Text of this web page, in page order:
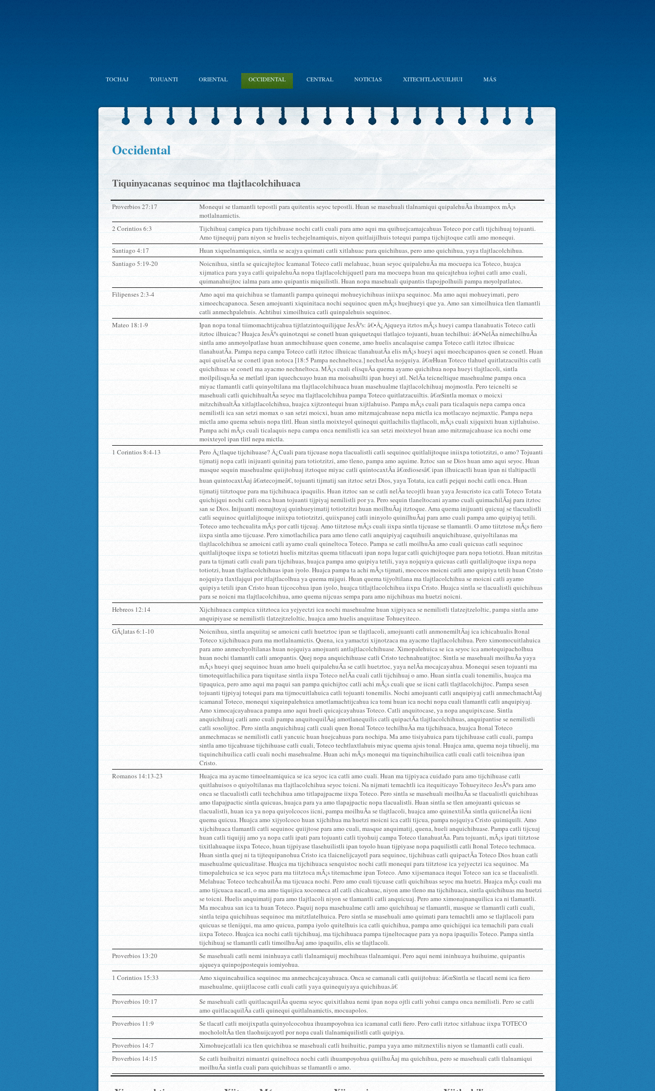
TOCHAJ TOJUANTI ORIENTAL OCCIDENTAL CENTRAL NOTICIAS XITECHTLAJCUILHUI MÁS
Occidental
Tiquinyacanas sequinoc ma tlajtlacolchihuaca
Proverbios 27:17
Monequi se tlamantli tepostli para quitentis seyoc tepostli. Huan se masehuali tlalnamiqui quipalehuÃ­a ihuampox mÃ¡s
motlalnamictis.
2 Corintios 6:3
Tijchihuaj campica para tijchihuase nochi catli cuali para amo aqui ma quihuejcamajcahuas Toteco por catli tijchihuaj tojuanti.
Amo tijnequij para niyon se huelis techejelnamiquis, niyon quitlaijilhuis totequi pampa tijchijtoque catli amo monequi.
Santiago 4:17
Huan xiquelnamiquica, sintla se acajya quimati catli xitlahuac para quichihuas, pero amo quichihua, yaya tlajtlacolchihua.
Santiago 5:19-20
Noicnihua, sintla se quicajtejtoc Icamanal Toteco catli melahuac, huan seyoc quipalehuÃ­a ma mocuepa ica Toteco, huajca
xijmatica para yaya catli quipalehuÃ­a nopa tlajtlacolchijquetl para ma mocuepa huan ma quicajtehua iojhui catli amo cuali,
quimanahuijtoc ialma para amo quipantis miquilistli. Huan nopa masehuali quipantis tlapojpolhuili pampa moyolpatlatoc.
Filipenses 2:3-4
Amo aqui ma quichihua se tlamantli pampa quinequi mohueyichihuas iniixpa sequinoc. Ma amo aqui mohueyimati, pero
ximoechcapanoca. Sesen amojuanti xiquinitaca nochi sequinoc quen mÃ¡s huejhueyi que ya. Amo san ximoilhuica tlen tlamantli
catli anmechpalehuis. Achtihui ximoilhuica catli quinpalehuis sequinoc.
Mateo 18:1-9
Ipan nopa tonal tiimomachtijcahua tijtlatzintoquilijque JesÃºs: â€•Â¿Ajqueya itztos mÃ¡s hueyi campa tlanahuatis Toteco catli
itztoc ilhuicac? Huajca JesÃºs quinotzqui se conetl huan quiquetzqui tlatlajco tojuanti, huan techilhui: â€•NelÃ­a nimechilhuÃ­a
sintla amo anmoyolpatlase huan anmochihuase quen coneme, amo huelis ancalaquise campa Toteco catli itztoc ilhuicac
tlanahuatÃ­a. Pampa nepa campa Toteco catli itztoc ilhuicac tlanahuatÃ­a elis mÃ¡s hueyi aqui moechcapanos quen se conetl. Huan
aqui quiselÃ­a se conetl ipan notoca [18:5 Pampa nechneltoca.] nechselÃ­a nojquiya. â€œHuan Toteco tlahuel quitlatzacuiltis catli
quichihuas se conetl ma ayacmo nechneltoca. MÃ¡s cuali elisquÃ­a quema ayamo quichihua nopa hueyi tlajtlacoli, sintla
moilpilisquÃ­a se metlatl ipan iquechcuayo huan ma moisahuilti ipan hueyi atl. NelÃ­a teicneltique masehualme pampa onca
miyac tlamantli catli quinyoltilana ma tlajtlacolchihuaca huan masehualme tlajtlacolchihuaj mojmostla. Pero teicnelti se
masehuali catli quichihualtÃ­a seyoc ma tlajtlacolchihua pampa Toteco quitlatzacuiltis. â€œSintla momax o moicxi
mitzchihualtÃ­a xitlajtlacolchihua, huajca xijtzontequi huan xijtlahuiso. Pampa mÃ¡s cuali para ticalaquis nepa campa onca
nemilistli ica san setzi momax o san setzi moicxi, huan amo mitzmajcahuase nepa mictla ica motlacayo nejmaxtic. Pampa nepa
mictla amo quema sehuis nopa tlitl. Huan sintla moixteyol quinequi quitlachilis tlajtlacoli, mÃ¡s cuali xijquixti huan xijtlahuiso.
Pampa achi mÃ¡s cuali ticalaquis nepa campa onca nemilistli ica san setzi moixteyol huan amo mitzmajcahuase ica nochi ome
moixteyol ipan tlitl nepa mictla.
1 Corintios 8:4-13
Pero Â¿tlaque tijchihuase? Â¿Cuali para tijcuase nopa tlacualistli catli sequinoc quitlalijtoque iniixpa totiotzitzi, o amo? Tojuanti
tijmatij nopa catli inijuanti quinitaj para totiotzitzi, amo tleno, pampa amo aquime. Itztoc san se Dios huan amo aqui seyoc. Huan
masque sequin masehualme quiijtohuaj itztoque miyac catli quintocaxtÃ­a â€œdiosesâ€ ipan ilhuicactli huan ipan ni tlaltipactli
huan quintocaxtÃ­aj â€œtecojmeâ€, tojuanti tijmatij san itztoc setzi Dios, yaya Totata, ica catli pejqui nochi catli onca. Huan
tijmatij tiitztoque para ma tijchihuaca ipaquilis. Huan itztoc san se catli nelÃ­a tecojtli huan yaya Jesucristo ica catli Toteco Totata
quichijqui nochi catli onca huan tojuanti tijpiyaj nemilistli por ya. Pero sequin tlaneltocani ayamo cuali quimachilÃ­aj para itztoc
san se Dios. Inijuanti momajtoyaj quinhueyimatij totiotzitzi huan moilhuÃ­aj itztoque. Ama quema inijuanti quicuaj se tlacualistli
catli sequinoc quitlalijtoque iniixpa totiotzitzi, quiixpanoj catli ininyolo quinilhuÃ­aj para amo cuali pampa amo quipiyaj tetili.
Toteco amo techcualita mÃ¡s por catli tijcuaj. Amo tiitztose mÃ¡s cuali iixpa sintla tijcuase se tlamantli. O amo tiitztose mÃ¡s fiero
iixpa sintla amo tijcuase. Pero ximotlachilica para amo tleno catli anquipiyaj caquihuili anquichihuase, quiyoltilanas ma
tlajtlacolchihua se amoicni catli ayamo cuali quineltoca Toteco. Pampa se catli moilhuÃ­a amo cuali quicuas catli sequinoc
quitlalijtoque iixpa se totiotzi huelis mitzitas quema titlacuati ipan nopa lugar catli quichijtoque para nopa totiotzi. Huan mitzitas
para ta tijmati catli cuali para tijchihuas, huajca pampa amo quipiya tetili, yaya nojquiya quicuas catli quitlalijtoque iixpa nopa
totiotzi, huan tlajtlacolchihuas ipan iyolo. Huajca pampa ta achi mÃ¡s tijmati, mococos moicni catli amo quipiya tetili huan Cristo
nojquiya tlaxtlajqui por itlajtlacolhua ya quema mijqui. Huan quema tijyoltilana ma tlajtlacolchihua se moicni catli ayamo
quipiya tetili ipan Cristo huan tijcocohua ipan iyolo, huajca titlajtlacolchihua iixpa Cristo. Huajca sintla se tlacualistli quichihuas
para se noicni ma tlajtlacolchihua, amo quema nijcuas sempa para amo nijchihuas ma huetzi noicni.
Hebreos 12:14
Xijchihuaca campica xiitztoca ica yejyectzi ica nochi masehualme huan xijpiyaca se nemilistli tlatzejtzeloltic, pampa sintla amo
anquipiyase se nemilistli tlatzejtzeloltic, huajca amo huelis anquiitase Tohueyiteco.
GÃ¡latas 6:1-10
Noicnihua, sintla anquiitaj se amoicni catli huetztoc ipan se tlajtlacoli, amojuanti catli anmonemiltÃ­aj ica ichicahualis Itonal
Toteco xijchihuaca para ma motlalnamictis. Quena, ica yamactzi xijnotzaca ma ayacmo tlajtlacolchihua. Pero ximomocuitlahuica
para amo anmechyoltilanas huan nojquiya amojuanti antlajtlacolchihuase. Ximopalehuica se ica seyoc ica amotequipacholhua
huan nochi tlamantli catli amopantis. Quej nopa anquichihuase catli Cristo technahuatijtoc. Sintla se masehuali moilhuÃ­a yaya
mÃ¡s hueyi quej sequinoc huan amo hueli quipalehuÃ­a se catli huetztoc, yaya nelÃ­a mocajcayahua. Monequi sesen tojuanti ma
timotequitlachilica para tiquitase sintla iixpa Toteco nelÃ­a cuali catli tijchihuaj o amo. Huan sintla cuali tonemilis, huajca ma
tipaquica, pero amo aqui ma paqui san pampa quichijtoc catli achi mÃ¡s cuali que se iicni catli tlajtlacolchijtoc. Pampa sesen
tojuanti tijpiyaj totequi para ma tijmocuitlahuica catli tojuanti tonemilis. Nochi amojuanti catli anquipiyaj catli anmechmachtÃ­aj
icamanal Toteco, monequi xiquinpalehuica amotlamachtijcahua ica tomi huan ica nochi nopa cuali tlamantli catli anquipiyaj.
Amo ximocajcayahuaca pampa amo aqui hueli quicajcayahuas Toteco. Catli anquitocase, ya nopa anquipixcase. Sintla
anquichihuaj catli amo cuali pampa anquitoquilÃ­aj amotlanequilis catli quipactÃ­a tlajtlacolchihuas, anquipantise se nemilistli
catli sosolijtoc. Pero sintla anquichihuaj catli cuali quen Itonal Toteco techilhuÃ­a ma tijchihuaca, huajca Itonal Toteco
anmechmacas se nemilistli catli yancuic huan huejcahuas para nochipa. Ma amo tisiyahuica para tijchihuase catli cuali, pampa
sintla amo tijcahuase tijchihuase catli cuali, Toteco techtlaxtlahuis miyac quema ajsis tonal. Huajca ama, quema noja tihuelij, ma
tiquinchihuilica catli cuali nochi masehualme. Huan achi mÃ¡s monequi ma tiquinchihuilica catli cuali catli toicnihua ipan
Cristo.
Romanos 14:13-23
Huajca ma ayacmo timoelnamiquica se ica seyoc ica catli amo cuali. Huan ma tijpiyaca cuidado para amo tijchihuase catli
quitlahuisos o quiyoltilanas ma tlajtlacolchihua seyoc toicni. Na nijmati temachtli ica itequiticayo Tohueyiteco JesÃºs para amo
onca se tlacualistli catli techchihua amo titlapajpacme iixpa Toteco. Pero sintla se masehuali moilhuÃ­a se tlacualistli quichihuas
amo tlapajpactic sintla quicuas, huajca para ya amo tlapajpactic nopa tlacualistli. Huan sintla se tlen amojuanti quicuas se
tlacualistli, huan ica ya nopa quiyolcocos iicni, pampa moilhuÃ­a se tlajtlacoli, huajca amo quinextilÃ­a sintla quiicnelÃ­a iicni
quema quicua. Huajca amo xijyolcoco huan xijchihua ma huetzi moicni ica catli tijcua, pampa nojquiya Cristo quimiquili. Amo
xijchihuaca tlamantli catli sequinoc quiijtose para amo cuali, masque anquimatij, quena, hueli anquichihuase. Pampa catli tijcuaj
huan catli tiquijij amo ya nopa catli ipati para tojuanti catli tiyohuij campa Toteco tlanahuatÃ­a. Para tojuanti, mÃ¡s ipati tiitztose
tixitlahuaque iixpa Toteco, huan tijpiyase tlasehuilistli ipan toyolo huan tijpiyase nopa paquilistli catli Itonal Toteco techmaca.
Huan sintla quej ni ta tijtequipanohua Cristo ica tlaicnelijcayotl para sequinoc, tijchihuas catli quipactÃ­a Toteco Dios huan catli
masehualme quicualitase. Huajca ma tijchihuaca senquistoc nochi catli monequi para tiitztose ica yejyectzi ica sequinoc. Ma
timopalehuica se ica seyoc para ma tiitztoca mÃ¡s titemachme ipan Toteco. Amo xijsemanaca itequi Toteco san ica se tlacualistli.
Melahuac Toteco techcahuilÃ­a ma tijcuaca nochi. Pero amo cuali tijcuase catli quichihuas seyoc ma huetzi. Huajca mÃ¡s cuali ma
amo tijcuaca nacatl, o ma amo tiquijica xocomeca atl catli chicahuac, niyon amo tleno ma tijchihuaca, sintla quichihuas ma huetzi
se toicni. Huelis anquimatij para amo tlajtlacoli niyon se tlamantli catli anquicuaj. Pero amo ximonajnanquilica ica ni tlamantli.
Ma mocahua san ica ta huan Toteco. Paquij nopa masehualme catli amo quichihuaj se tlamantli, masque se tlamantli catli cuali,
sintla teipa quichihuas sequinoc ma mitztlatelhuica. Pero sintla se masehuali amo quimati para temachtli amo se tlajtlacoli para
quicuas se tlenijqui, ma amo quicua, pampa iyolo quitelhuis ica catli quichihua, pampa amo quichijqui ica temachili para cuali
iixpa Toteco. Huajca ica nochi catli tijchihuaj, ma tijchihuaca pampa tijneltocaque para ya nopa ipaquilis Toteco. Pampa sintla
tijchihuaj se tlamantli catli timoilhuÃ­aj amo ipaquilis, elis se tlajtlacoli.
Proverbios 13:20
Se masehuali catli nemi ininhuaya catli tlalnamiquij mochihuas tlalnamiqui. Pero aqui nemi ininhuaya huihuime, quipantis
ajqueya quinpojpostequis iomiyohua.
1 Corintios 15:33
Amo xiquincahuilica sequinoc ma anmechcajcayahuaca. Onca se camanali catli quiijtohua: â€œSintla se tlacatl nemi ica fiero
masehualme, quiijtlacose catli cuali catli yaya quinequiyaya quichihuas.â€
Proverbios 10:17
Se masehuali catli quitlacaquilÃ­a quema seyoc quixitlahua nemi ipan nopa ojtli catli yohui campa onca nemilistli. Pero se catli
amo quitlacaquilÃ­a catli quinequi quitlalnamictis, mocuapolos.
Proverbios 11:9
Se tlacatl catli moijixpatla quinyolcocohua ihuampoyohua ica icamanal catli fiero. Pero catli itztoc xitlahuac iixpa TOTECO
mochololtÃ­a tlen tlaohuijcayotl por nopa cuali tlalnamiquilistli catli quipiya.
Proverbios 14:7
Ximohuejcatlali ica tlen quichihua se masehuali catli huihuitic, pampa yaya amo mitznextilis niyon se tlamantli catli cuali.
Proverbios 14:15
Se catli huihuitzi nimantzi quineltoca nochi catli ihuampoyohua quiilhuÃ­aj ma quichihua, pero se masehuali catli tlalnamiqui
moilhuÃ­a sintla cuali para quichihuas se tlamantli o amo.